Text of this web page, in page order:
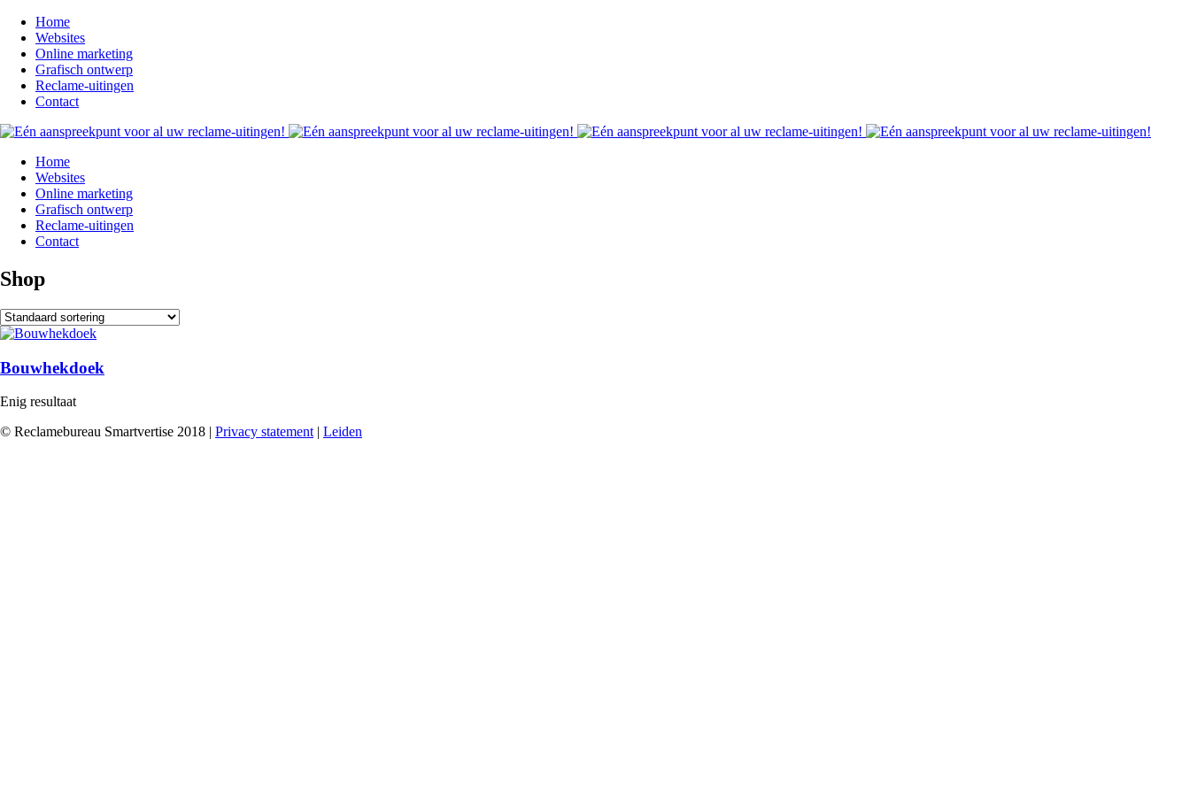
Home
Websites
Online marketing
Grafisch ontwerp
Reclame-uitingen
Contact
Home
Websites
Online marketing
Grafisch ontwerp
Reclame-uitingen
Contact
Shop
Bouwhekdoek
Enig resultaat
© Reclamebureau Smartvertise 2018 | Privacy statement | Leiden